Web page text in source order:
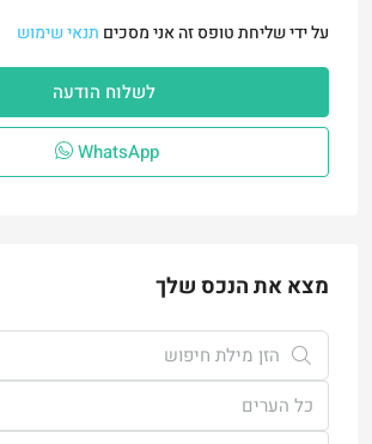
על ידי שליחת טופס זה אני מסכים תנאי שימוש
לשלוח הודעה
WhatsApp
מצא את הנכס שלך
כל הערים